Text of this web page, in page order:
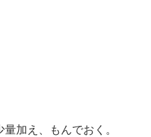
加え、もんでおく。